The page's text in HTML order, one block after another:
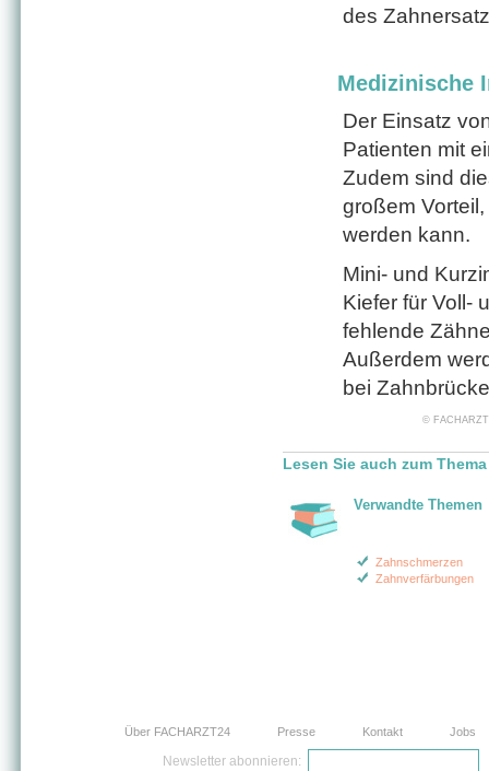
des
Medizinische
Der Einsatz
Patienten mit
Zudem sind
großem
werden kann.
Mini- und
Kiefer für Voll-
fehlende
Außerdem
bei
©
Lesen Sie auch zum
Verwandte Themen
Zahnschmerzen
Zahnverfärbungen
Über FACHARZT24 Presse Kontakt Jobs
Newsletter abonnieren: